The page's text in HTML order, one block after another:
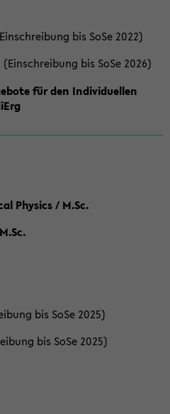
bis SoSe 2022)
bis SoSe 2026)
für den Individuellen
Physics / M.Sc.
bis SoSe 2025)
bis SoSe 2025)